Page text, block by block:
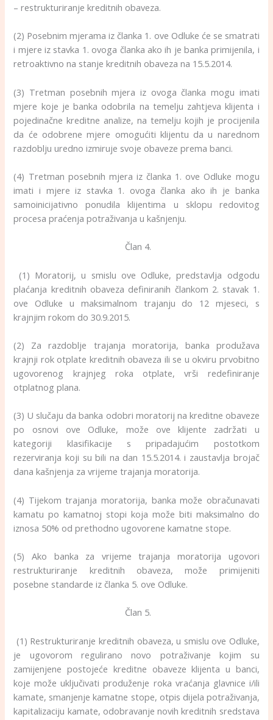
– restrukturiranje kreditnih obaveza.
(2) Posebnim mjerama iz članka 1. ove Odluke će se smatrati
i mjere iz stavka 1. ovoga članka ako ih je banka primijenila, i
retroaktivno na stanje kreditnih obaveza na 15.5.2014.
(3) Tretman posebnih mjera iz ovoga članka mogu imati
mjere koje je banka odobrila na temelju zahtjeva klijenta i
pojedinačne kreditne analize, na temelju kojih je procijenila
da će odobrene mjere omogućiti klijentu da u narednom
razdoblju uredno izmiruje svoje obaveze prema banci.
(4) Tretman posebnih mjera iz članka 1. ove Odluke mogu
imati i mjere iz stavka 1. ovoga članka ako ih je banka
samoinicijativno ponudila klijentima u sklopu redovitog
procesa praćenja potraživanja u kašnjenju.
Član 4.
(1) Moratorij, u smislu ove Odluke, predstavlja odgodu
plaćanja kreditnih obaveza definiranih člankom 2. stavak 1.
ove Odluke u maksimalnom trajanju do 12 mjeseci, s
krajnjim rokom do 30.9.2015.
(2) Za razdoblje trajanja moratorija, banka produžava
krajnji rok otplate kreditnih obaveza ili se u okviru prvobitno
ugovorenog krajnjeg roka otplate, vrši redefiniranje
otplatnog plana.
(3) U slučaju da banka odobri moratorij na kreditne obaveze
po osnovi ove Odluke, može ove klijente zadržati u
kategoriji klasifikacije s pripadajućim postotkom
rezerviranja koji su bili na dan 15.5.2014. i zaustavlja brojač
dana kašnjenja za vrijeme trajanja moratorija.
(4) Tijekom trajanja moratorija, banka može obračunavati
kamatu po kamatnoj stopi koja može biti maksimalno do
iznosa 50% od prethodno ugovorene kamatne stope.
(5) Ako banka za vrijeme trajanja moratorija ugovori
restrukturiranje kreditnih obaveza, može primijeniti
posebne standarde iz članka 5. ove Odluke.
Član 5.
(1) Restrukturiranje kreditnih obaveza, u smislu ove Odluke,
je ugovorom regulirano novo potraživanje kojim su
zamijenjene postojeće kreditne obaveze klijenta u banci,
koje može uključivati produženje roka vraćanja glavnice i/ili
kamate, smanjenje kamatne stope, otpis dijela potraživanja,
kapitalizaciju kamate, odobravanje novih kreditnih sredstava